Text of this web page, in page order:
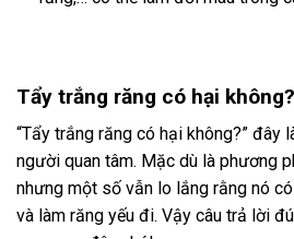
Tẩy trắng răng có hại không?
“Tẩy trắng răng có hại không?” đây
người quan tâm. Mặc dù là phương
nhưng một số vẫn lo lắng rằng nó
và làm răng yếu đi. Vậy câu trả lời